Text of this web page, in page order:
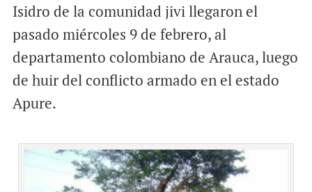
k
p
Isidro de la comunidad jivi llegaron el
pasado miércoles 9 de febrero, al
departamento colombiano de Arauca, luego
de huir del conflicto armado en el estado
Apure.